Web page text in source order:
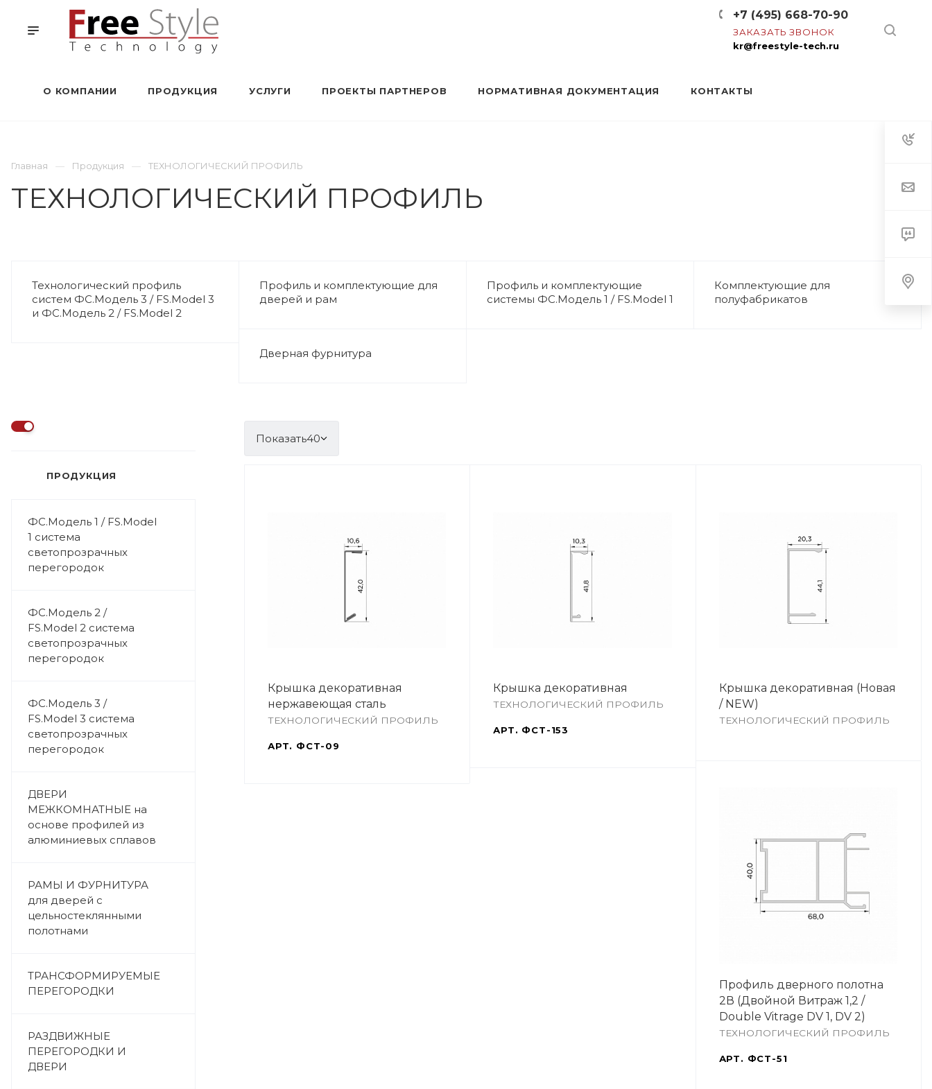
+7 (495) 668-70-90
ЗАКАЗАТЬ ЗВОНОК
kr@freestyle-tech.ru
О КОМПАНИИ ПРОДУКЦИЯ УСЛУГИ ПРОЕКТЫ ПАРТНЕРОВ НОРМАТИВНАЯ ДОКУМЕНТАЦИЯ КОНТАКТЫ
Главная Продукция ТЕХНОЛОГИЧЕСКИЙ ПРОФИЛЬ
ТЕХНОЛОГИЧЕСКИЙ ПРОФИЛЬ
Технологический профиль
систем ФС.Модель 3 / FS.Model 3
и ФС.Модель 2 / FS.Model 2
Профиль и комплектующие для
дверей и рам
Профиль и комплектующие
системы ФС.Модель 1 / FS.Model 1
Комплектующие для
полуфабрикатов
Дверная фурнитура
ПРОДУКЦИЯ
ФС.Модель 1 / FS.Model
1 система
светопрозрачных
перегородок
ФС.Модель 2 /
FS.Model 2 система
светопрозрачных
перегородок
ФС.Модель 3 /
FS.Model 3 система
светопрозрачных
перегородок
ДВЕРИ
МЕЖКОМНАТНЫЕ на
основе профилей из
алюминиевых сплавов
РАМЫ И ФУРНИТУРА
для дверей с
цельностеклянными
полотнами
ТРАНСФОРМИРУЕМЫЕ
ПЕРЕГОРОДКИ
РАЗДВИЖНЫЕ
ПЕРЕГОРОДКИ И
ДВЕРИ
Показать40
Крышка декоративная
нержавеющая сталь
ТЕХНОЛОГИЧЕСКИЙ ПРОФИЛЬ
АРТ. ФСТ-09
Крышка декоративная
ТЕХНОЛОГИЧЕСКИЙ ПРОФИЛЬ
АРТ. ФСТ-153
Крышка декоративная (Новая
/ NEW)
ТЕХНОЛОГИЧЕСКИЙ ПРОФИЛЬ
Профиль дверного полотна
2В (Двойной Витраж 1,2 /
Double Vitrage DV 1, DV 2)
ТЕХНОЛОГИЧЕСКИЙ ПРОФИЛЬ
АРТ. ФСТ-51